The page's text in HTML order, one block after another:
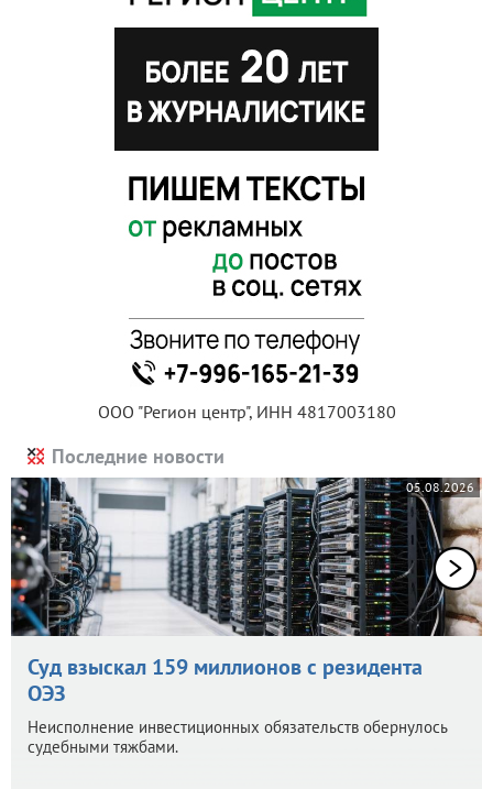
ООО "Регион центр", ИНН 4817003180
Последние новости
05.08.2026
Суд взыскал 159 миллионов с резидента
ОЭЗ
Неисполнение инвестиционных обязательств обернулось
судебными тяжбами.